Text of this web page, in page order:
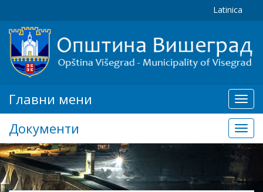
Latinica
мени
Главни мени
Документи